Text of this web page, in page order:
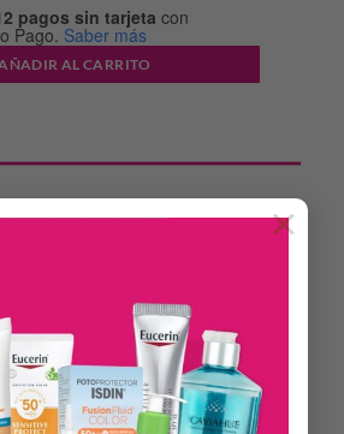
×
pagos sin tarjeta con
Pago. Saber más
AL CARRITO
Notas Marinas, Pimienta y Nuez
Ylang y Cuero
y Cumarina